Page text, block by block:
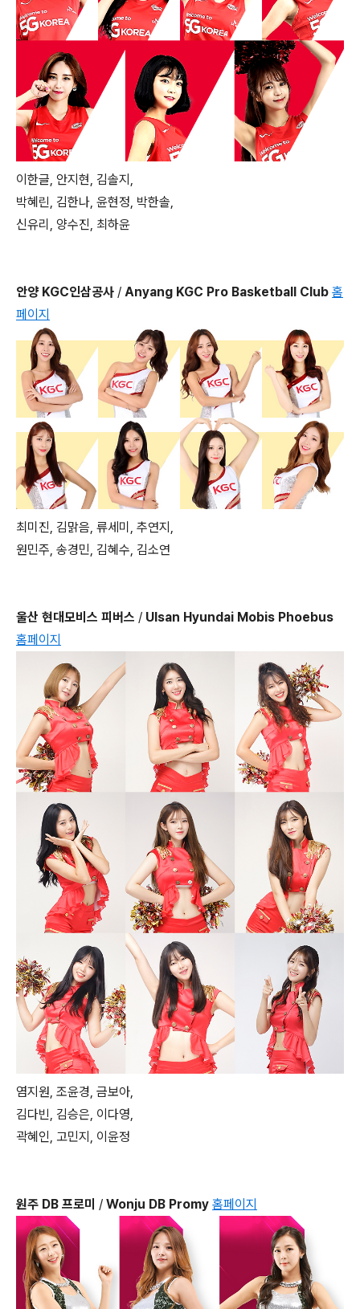
이한글, 안지현, 김솔지,
박혜린, 김한나, 윤현정, 박한솔,
신유리, 양수진, 최하윤
안양 KGC인삼공사 / Anyang KGC Pro Basketball Club 홈
페이지
최미진, 김맑음, 류세미, 추연지,
원민주, 송경민, 김혜수, 김소연
울산 현대모비스 피버스 / Ulsan Hyundai Mobis Phoebus
홈페이지
염지원, 조윤경, 금보아,
김다빈, 김승은, 이다영,
곽혜인, 고민지, 이윤정
원주 DB 프로미 / Wonju DB Promy 홈페이지